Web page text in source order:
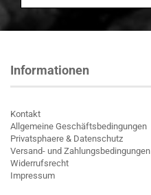
Informationen
Kontakt
Allgemeine Geschäftsbedingungen
Privatsphaere & Datenschutz
Versand- und Zahlungsbedingungen
Widerrufsrecht
Impressum